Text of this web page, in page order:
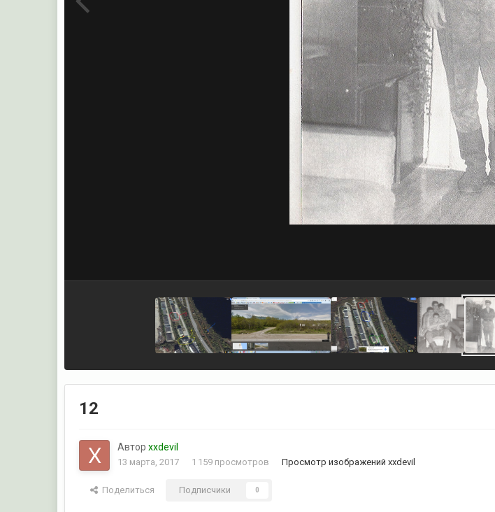
12
Авторxxdevil
13 марта, 2017 1 159 просмотров Просмотр изображений xxdevil
Поделиться Подписчики 0